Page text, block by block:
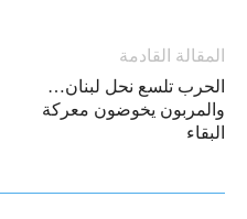
المقالة القادمة
الحرب تلسع نحل لبنان…
والمربون يخوضون معركة
البقاء